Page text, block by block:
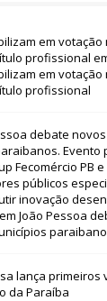
em votação
profissional
em votação
profissional
debate
Evento
Fecomércio PB
públicos
inovação
João Pessoa
lança primeiros
da Paraíba